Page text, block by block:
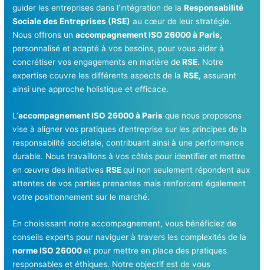
guider les entreprises dans l’intégration de laResponsabilité
Sociale des Entreprises (RSE) au cœur de leur stratégie.
Nous offrons unaccompagnement ISO 26000 à Paris,
personnalisé et adapté à vos besoins, pour vous aider à
concrétiser vos engagements en matière deRSE. Notre
expertise couvre les différents aspects de laRSE, assurant
ainsi une approche holistique et efficace.
L’accompagnement ISO 26000 à Paris que nous proposons
vise à aligner vos pratiques d’entreprise sur les principes de la
responsabilité sociétale, contribuant ainsi à une performance
durable. Nous travaillons à vos côtés pour identifier et mettre
en œuvre des initiativesRSEqui non seulement répondent aux
attentes de vos parties prenantes mais renforcent également
votre positionnement sur le marché.
En choisissant notre accompagnement, vous bénéficiez de
conseils experts pour naviguer à travers les complexités de la
norme ISO 26000et pour mettre en place des pratiques
responsables et éthiques. Notre objectif est de vous